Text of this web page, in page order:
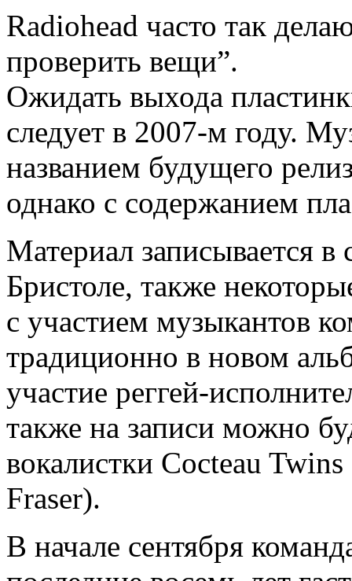
Radiohead часто так
проверить вещи”.
Ожидать выхода
следует в 2007-м году.
названием будущего
однако с содержанием
Материал записывается
Бристоле, также
с участием музыкантов
традиционно в новом
участие реггей-
также на записи можно
вокалистки Cocteau
Fraser).
В начале сентября